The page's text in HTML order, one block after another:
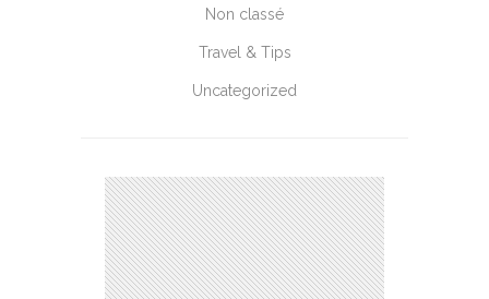
Non classé
Travel & Tips
Uncategorized